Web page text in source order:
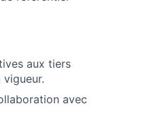
aux tiers
avec